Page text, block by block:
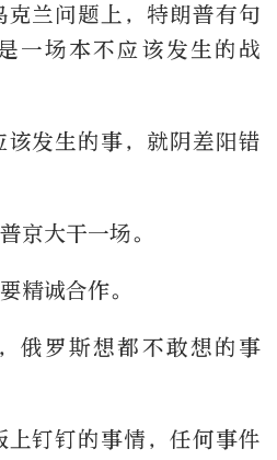
兰问题上，特朗普有句
一场本不应该发生的战
发生的事，就阴差阳错
京大干一场。
精诚合作。
俄罗斯想都不敢想的事
钉钉的事情，任何事件